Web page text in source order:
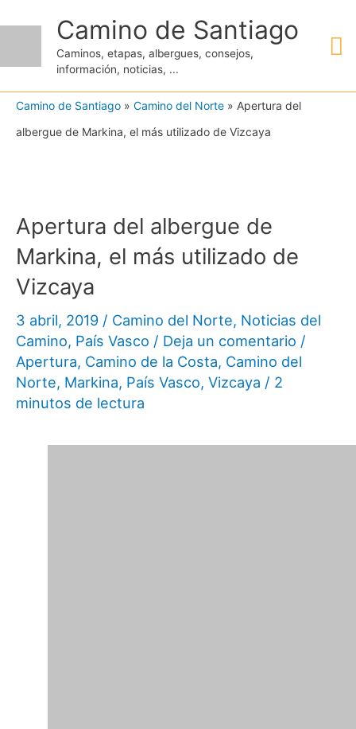
contenido
Camino de Santiago
Caminos, etapas, albergues, consejos,
información, noticias, ...
Camino de Santiago » Camino del Norte » Apertura del
albergue de Markina, el más utilizado de Vizcaya
Apertura del albergue de
Markina, el más utilizado de
Vizcaya
3 abril, 2019 / Camino del Norte, Noticias del
Camino, País Vasco / Deja un comentario /
Apertura, Camino de la Costa, Camino del
Norte, Markina, País Vasco, Vizcaya / 2
minutos de lectura